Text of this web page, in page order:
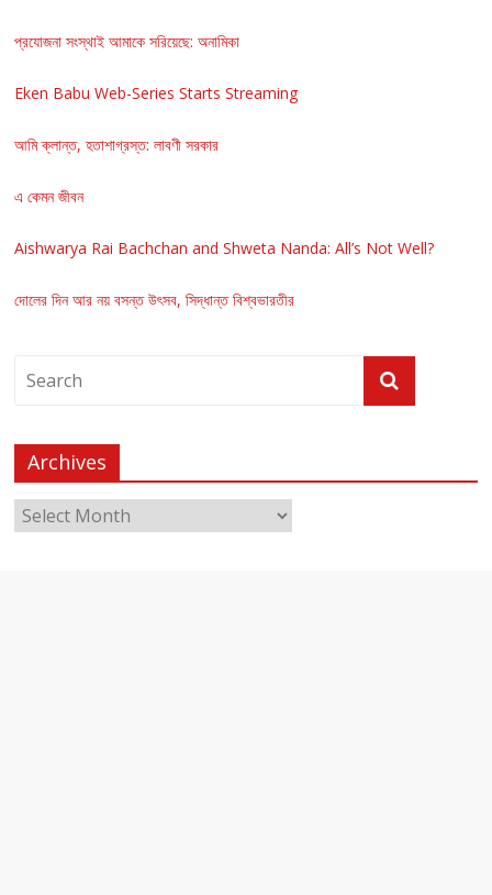
প্রযোজনা সংস্থাই আমাকে সরিয়েছে: অনামিকা
Eken Babu Web-Series Starts Streaming
আমি ক্লান্ত, হতাশাগ্রস্ত: লাবণী সরকার
এ কেমন জীবন
Aishwarya Rai Bachchan and Shweta Nanda: All’s Not Well?
দোলের দিন আর নয় বসন্ত উৎসব, সিদ্ধান্ত বিশ্বভারতীর
Archives